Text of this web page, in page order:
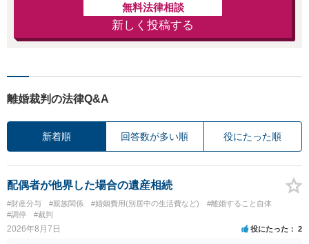
無料法律相談
新しく投稿する
離婚裁判の法律Q&A
新着順 回答数が多い順 役にたった順
配偶者が他界した場合の遺産相続
#財産分与 #親族関係 #婚姻費用(別居中の生活費など)
#離婚すること自体
#調停
#裁判
2026年8月7日 役にたった 2